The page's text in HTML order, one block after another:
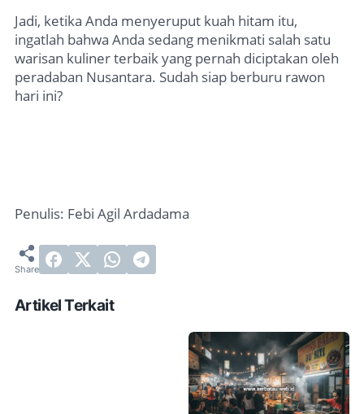
Jadi, ketika Anda menyeruput kuah hitam itu,
ingatlah bahwa Anda sedang menikmati salah satu
warisan kuliner terbaik yang pernah diciptakan oleh
peradaban Nusantara. Sudah siap berburu rawon
hari ini?
Penulis: Febi Agil Ardadama
Artikel Terkait